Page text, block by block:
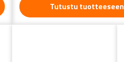
Tutustu tuotteeseen